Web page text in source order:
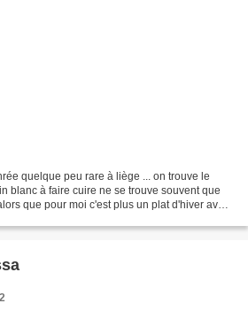
quelque peu rare à liège ... on trouve le
blanc à faire cuire ne se trouve souvent que
que pour moi c'est plus un plat d'hiver avec